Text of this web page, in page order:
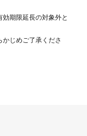
期限延長の対象外と
じめご了承くださ